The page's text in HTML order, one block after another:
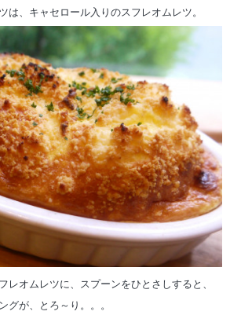
は、キャセロール入りのスフレオムレツ。
レオムレツに、スプーンをひとさしすると、
グが、とろ～り。。。